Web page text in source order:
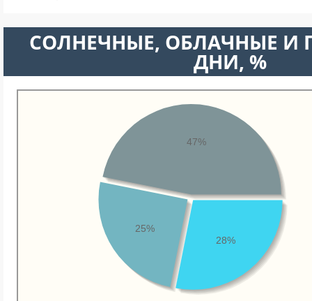
CОЛНЕЧНЫЕ, ОБЛАЧНЫЕ И
ДНИ, %
28%
25%
47%